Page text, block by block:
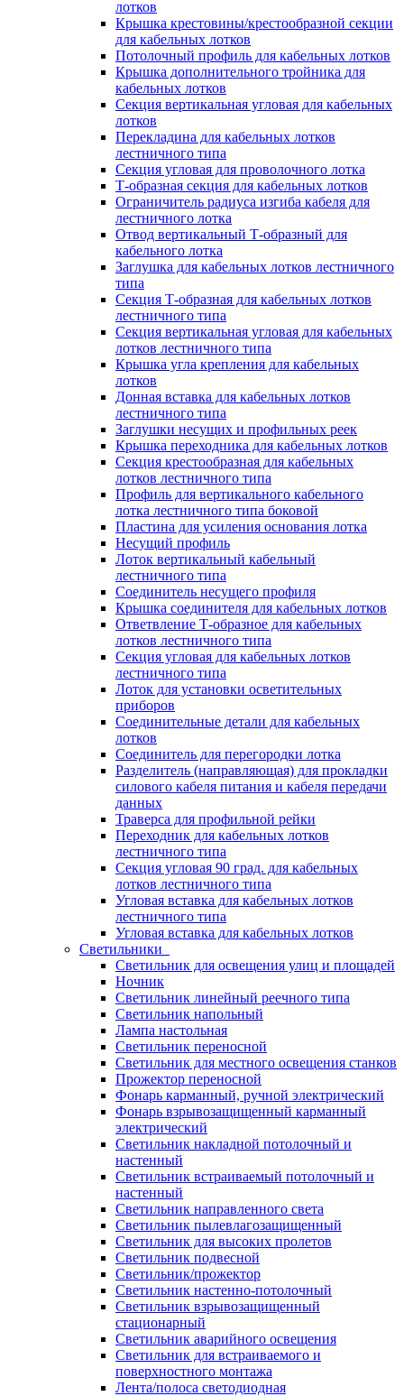
лотков
Крышка крестовины/крестообразной секции
для кабельных лотков
Потолочный профиль для кабельных лотков
Крышка дополнительного тройника для
кабельных лотков
Секция вертикальная угловая для кабельных
лотков
Перекладина для кабельных лотков
лестничного типа
Секция угловая для проволочного лотка
Т-образная секция для кабельных лотков
Ограничитель радиуса изгиба кабеля для
лестничного лотка
Отвод вертикальный Т-образный для
кабельного лотка
Заглушка для кабельных лотков лестничного
типа
Секция Т-образная для кабельных лотков
лестничного типа
Секция вертикальная угловая для кабельных
лотков лестничного типа
Крышка угла крепления для кабельных
лотков
Донная вставка для кабельных лотков
лестничного типа
Заглушки несущих и профильных реек
Крышка переходника для кабельных лотков
Секция крестообразная для кабельных
лотков лестничного типа
Профиль для вертикального кабельного
лотка лестничного типа боковой
Пластина для усиления основания лотка
Несущий профиль
Лоток вертикальный кабельный
лестничного типа
Соединитель несущего профиля
Крышка соединителя для кабельных лотков
Ответвление Т-образное для кабельных
лотков лестничного типа
Секция угловая для кабельных лотков
лестничного типа
Лоток для установки осветительных
приборов
Соединительные детали для кабельных
лотков
Соединитель для перегородки лотка
Разделитель (направляющая) для прокладки
силового кабеля питания и кабеля передачи
данных
Траверса для профильной рейки
Переходник для кабельных лотков
лестничного типа
Секция угловая 90 град. для кабельных
лотков лестничного типа
Угловая вставка для кабельных лотков
лестничного типа
Угловая вставка для кабельных лотков
Светильники
Светильник для освещения улиц и площадей
Ночник
Светильник линейный реечного типа
Светильник напольный
Лампа настольная
Светильник переносной
Светильник для местного освещения станков
Прожектор переносной
Фонарь карманный, ручной электрический
Фонарь взрывозащищенный карманный
электрический
Светильник накладной потолочный и
настенный
Светильник встраиваемый потолочный и
настенный
Светильник направленного света
Светильник пылевлагозащищенный
Светильник для высоких пролетов
Светильник подвесной
Светильник/прожектор
Светильник настенно-потолочный
Светильник взрывозащищенный
стационарный
Светильник аварийного освещения
Светильник для встраиваемого и
поверхностного монтажа
Лента/полоса светодиодная